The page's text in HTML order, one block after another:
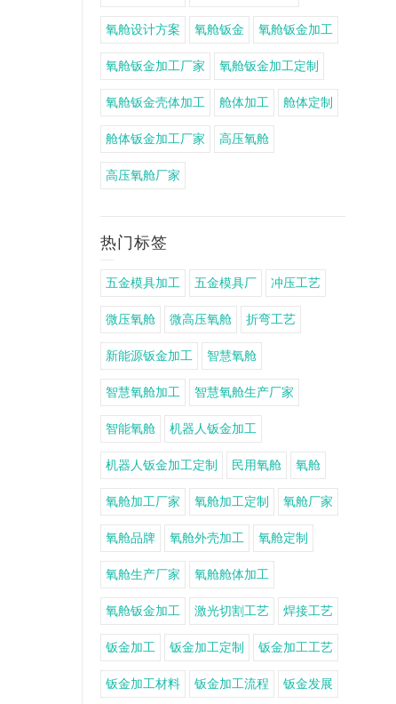
氧舱设计方案 氧舱钣金 氧舱钣金加工
氧舱钣金加工厂家 氧舱钣金加工定制
氧舱钣金壳体加工 舱体加工 舱体定制
舱体钣金加工厂家 高压氧舱
高压氧舱厂家
热门标签
五金模具加工 五金模具厂 冲压工艺
微压氧舱 微高压氧舱 折弯工艺
新能源钣金加工 智慧氧舱
智慧氧舱加工 智慧氧舱生产厂家
智能氧舱 机器人钣金加工
机器人钣金加工定制 民用氧舱 氧舱
氧舱加工厂家 氧舱加工定制 氧舱厂家
氧舱品牌 氧舱外壳加工 氧舱定制
氧舱生产厂家 氧舱舱体加工
氧舱钣金加工 激光切割工艺 焊接工艺
钣金加工 钣金加工定制 钣金加工工艺
钣金加工材料 钣金加工流程 钣金发展